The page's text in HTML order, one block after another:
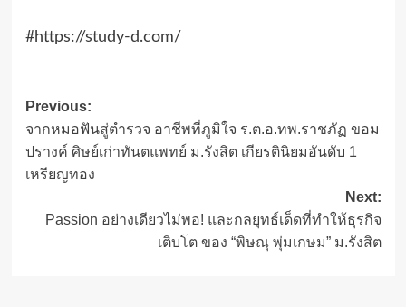
#https://study-d.com/
Post
navigation
Previous:
จากหมอฟันสู่ตำรวจ อาชีพที่ภูมิใจ ร.ต.อ.ทพ.ราชภัฏ ขอม
ปรางค์ ศิษย์เก่าทันตแพทย์ ม.รังสิต เกียรตินิยมอันดับ 1
เหรียญทอง
Next:
Passion อย่างเดียวไม่พอ! และกลยุทธ์เด็ดที่ทำให้ธุรกิจ
เติบโต ของ “พิษณุ พุ่มเกษม” ม.รังสิต